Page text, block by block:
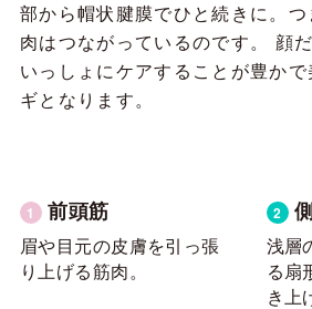
部から帽状腱膜でひと続きに。
肉はつながっているのです。
顔
いっしょにケアすることが豊かで
ギとなります。
前頭筋
眉や目元の皮膚を引っ張
り上げる筋肉。
浅層
る扇
き上